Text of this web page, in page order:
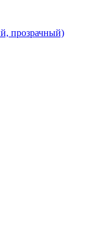
прозрачный)